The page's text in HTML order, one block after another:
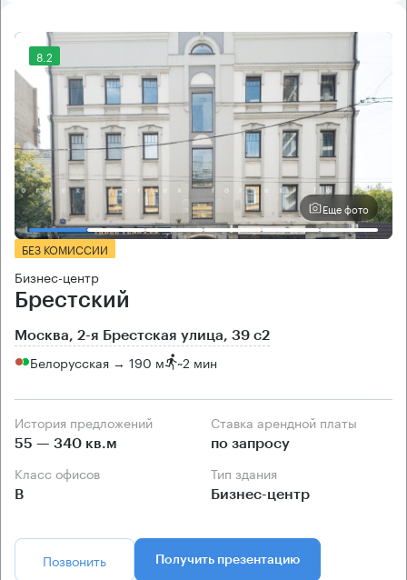
8.2
Еще фото
БЕЗ КОМИССИИ
Бизнес-центр
Брестский
Москва, 2-я Брестская улица, 39 с2
Белорусская → 190 м ~2 мин
История предложений
55 — 340 кв.м
Ставка арендной платы
по запросу
Класс офисов
B
Тип здания
Бизнес-центр
Позвонить Получить презентацию